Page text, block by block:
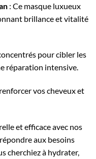
: Ce masque luxueux
brillance et vitalité
pour cibler les
réparation intensive.
vos cheveux et
et efficace avec nos
aux besoins
cherchiez à hydrater,